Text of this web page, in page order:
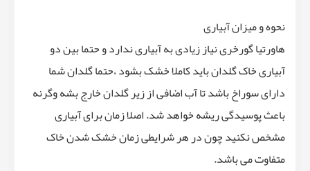
نحوه و میزان آبیاری
هاورتیا گورخری نیاز زیادی به آبیاری ندارد و حتما بین دو
آبیاری خاک گلدان باید کاملا خشک بشود ،حتما گلدان شما
دارای سوراخ باشد تا آب اضافی از زیر گلدان خارج بشه وگرنه
باعث پوسیدگی ریشه خواهد شد. اصلا زمان برای آبیاری
مشخص نکنید چون در هر شرایطی زمان خشک شدن خاک
متفاوت می باشد.